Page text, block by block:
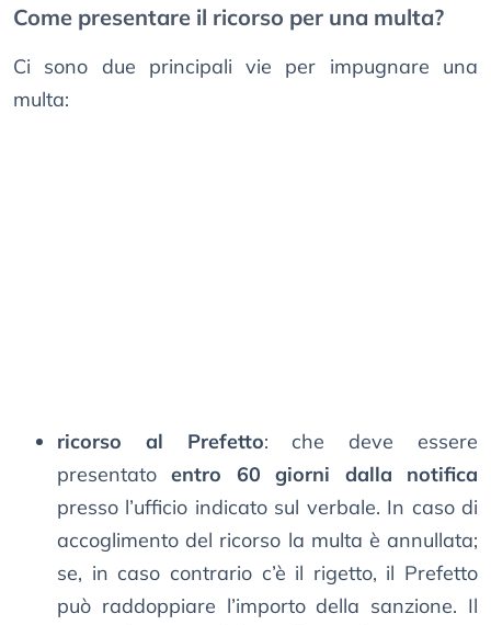
Come presentare il ricorso per una multa?
Ci sono due principali vie per impugnare una
multa:
ricorso al Prefetto: che deve essere
presentatoentro 60 giorni dalla notifica
presso l’ufficio indicato sul verbale. In caso di
accoglimento del ricorso la multa è annullata;
se, in caso contrario c’è il rigetto, il Prefetto
può raddoppiare l’importo della sanzione. Il